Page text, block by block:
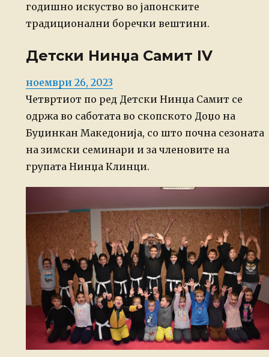
годишно искуство во јапонските
традиционални боречки вештини.
Детски Нинџа Самит IV
Posted
on
ноември 26, 2023
Четвртиот по ред Детски Нинџа Самит се
одржа во саботата во скопското Доџо на
Буџинкан Македонија, со што почна сезоната
на зимски семинари и за членовите на
групата Нинџа Клинци.